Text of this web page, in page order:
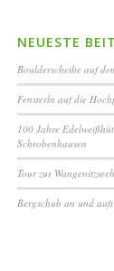
NEUESTE
Boulderscheibe auf
Fensterln auf die
100 Jahre
Schrobenhausen
Tour zur
Bergschuh an und